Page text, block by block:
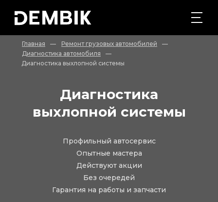
Главная — Ремонт грузовых автомобилей
—
Диагностика автомобиля
—
Диагностика выхлопной системы
Диагностика
выхлопной системы
Профильный автосервис
Опытные мастера
Действуют акции
Без очередей
Гарантия на работы и запчасти